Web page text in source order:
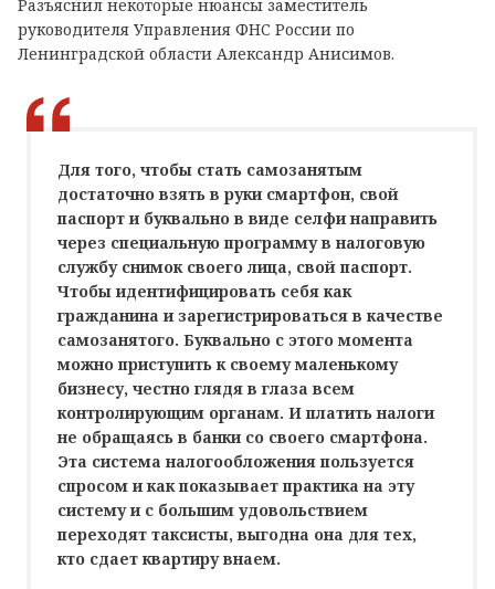
Разъяснил некоторые нюансы заместитель
руководителя Управления ФНС России по
Ленинградской области Александр Анисимов.
Для того, чтобы стать самозанятым
достаточно взять в руки смартфон, свой
паспорт и буквально в виде селфи направить
через специальную программу в налоговую
службу снимок своего лица, свой паспорт.
Чтобы идентифицировать себя как
гражданина и зарегистрироваться в качестве
самозанятого. Буквально с этого момента
можно приступить к своему маленькому
бизнесу, честно глядя в глаза всем
контролирующим органам. И платить налоги
не обращаясь в банки со своего смартфона.
Эта система налогообложения пользуется
спросом и как показывает практика на эту
систему и с большим удовольствием
переходят таксисты, выгодна она для тех,
кто сдает квартиру внаем.